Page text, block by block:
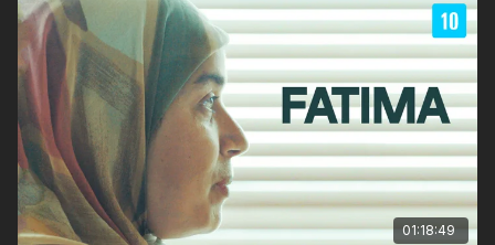
Cannes, Salem une fantasia e drama em um filme de gangues
intenso e de tirar o fôlego.
Classificação Indicativa: 16
Contém: Drogas Ilícitas, Linguagem Imprópria, Violência
Título Original:Salem
01:18:49